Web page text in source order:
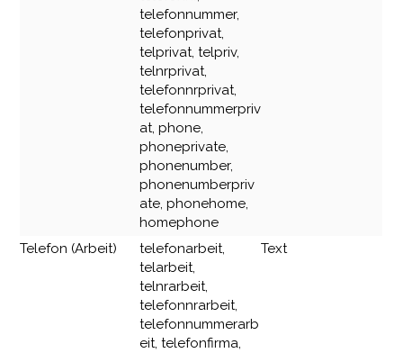
telefonnummer,
telefonprivat,
telprivat, telpriv,
telnrprivat,
telefonnrprivat,
telefonnummerpriv
at, phone,
phoneprivate,
phonenumber,
phonenumberpriv
ate, phonehome,
homephone
Telefon (Arbeit)
telefonarbeit,
telarbeit,
telnrarbeit,
telefonnrarbeit,
telefonnummerarb
eit, telefonfirma,
Text